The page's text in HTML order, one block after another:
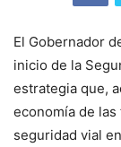
El Gobernador
inicio de la
estrategia que,
economía de
seguridad vial